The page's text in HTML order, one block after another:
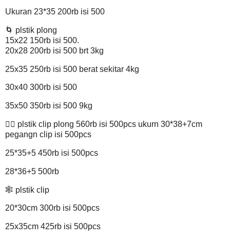
Ukuran 23*35 200rb isi 500
🌀 plstik plong
15x22 150rb isi 500.
20x28 200rb isi 500 brt 3kg
25x35 250rb isi 500 berat sekitar 4kg
30x40 300rb isi 500
35x50 350rb isi 500 9kg
👉🏽 plstik clip plong 560rb isi 500pcs ukurn 30*38+7cm
pegangn clip isi 500pcs
25*35+5 450rb isi 500pcs
28*36+5 500rb
🕸 plstik clip
20*30cm 300rb isi 500pcs
25x35cm 425rb isi 500pcs